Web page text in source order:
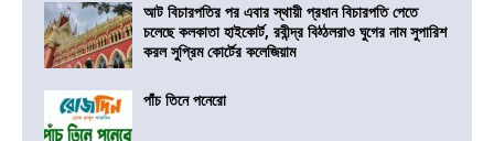
আট বিচারপতির পর এবার স্থায়ী প্রধান বিচারপতি পেতে
চলেছে কলকাতা হাইকোর্ট, রবীন্দ্র বিঠ্ঠলরাও ঘুগের নাম সুপারিশ
করল সুপ্রিম কোর্টের কলেজিয়াম
পাঁচ তিনে পনেরো